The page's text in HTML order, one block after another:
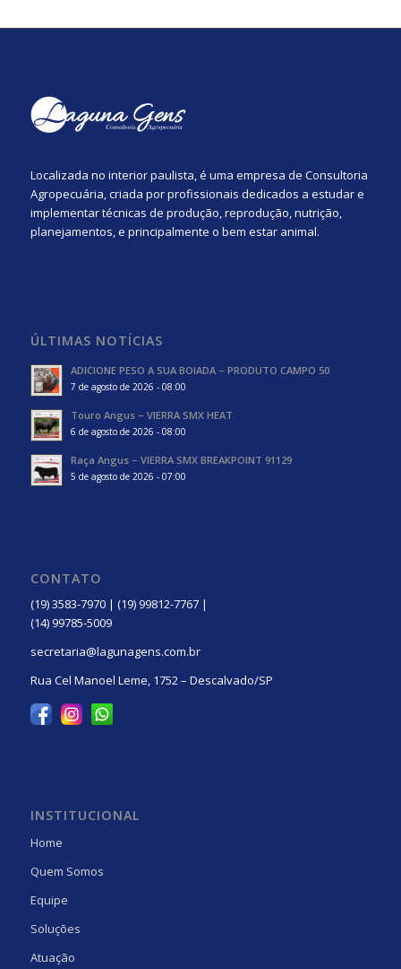
Localizada no interior paulista, é uma empresa de Consultoria
Agropecuária, criada por profissionais dedicados a estudar e
implementar técnicas de produção, reprodução, nutrição,
planejamentos, e principalmente o bem estar animal.
ÚLTIMAS NOTÍCIAS
ADICIONE PESO A SUA BOIADA – PRODUTO CAMPO 50
7 de agosto de 2026 - 08:00
Touro Angus – VIERRA SMX HEAT
6 de agosto de 2026 - 08:00
Raça Angus – VIERRA SMX BREAKPOINT 91129
5 de agosto de 2026 - 07:00
CONTATO
(19) 3583-7970 | (19) 99812-7767 |
(14) 99785-5009
secretaria@lagunagens.com.br
Rua Cel Manoel Leme, 1752 – Descalvado/SP
INSTITUCIONAL
Home
Quem Somos
Equipe
Soluções
Atuação